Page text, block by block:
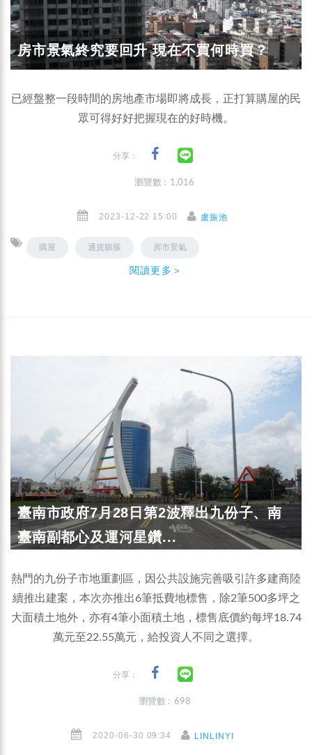
房市景氣終究要回升 現在不買何時買？
已經盤整一段時間的房地產市場即將成長，正打算購屋的民
眾可得好好把握現在的好時機。
分享：
瀏覽數 : 1,016
2023-12-22 15:00 盧振池
購屋 通貨膨脹 房市景氣
閱讀更多＞
臺南市政府7月28日第2波釋出九份子、南
臺南副都心及運河星鑽...
熱門的九份子市地重劃區，因公共設施完善吸引許多建商陸
續推出建案，本次亦推出6筆抵費地標售，除2筆500多坪之
大面積土地外，亦有4筆小面積土地，標售底價約每坪18.74
萬元至22.55萬元，給投資人不同之選擇。
分享：
瀏覽數 : 698
2020-06-30 09:34 LINLINYI